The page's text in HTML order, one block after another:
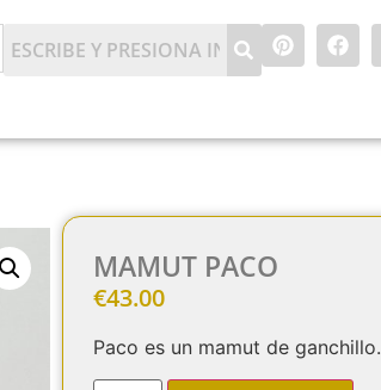
MAMUT PACO
€43.00
Paco es un mamut de ganchillo.